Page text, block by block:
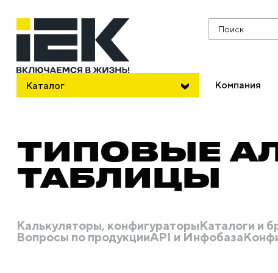
Каталог
Поиск
Компания
ТИПОВЫЕ
ТАБЛИЦЫ
Калькуляторы, конфигураторыКаталоги и
Вопросы по продукцииAPI и Инфобаза